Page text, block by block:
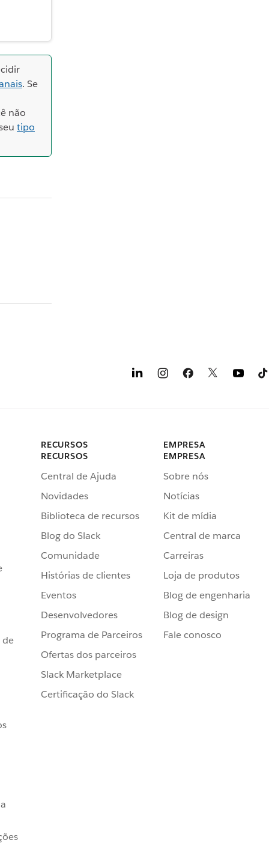
. Se
não
tipo
de
RECURSOS
RECURSOS
Central de Ajuda
Novidades
Biblioteca de recursos
Blog do Slack
Comunidade
Histórias de clientes
Eventos
Desenvolvedores
Programa de Parceiros
Ofertas dos parceiros
Slack Marketplace
Certificação do Slack
EMPRESA
EMPRESA
Sobre nós
Notícias
Kit de mídia
Central de marca
Carreiras
Loja de produtos
Blog de engenharia
Blog de design
Fale conosco